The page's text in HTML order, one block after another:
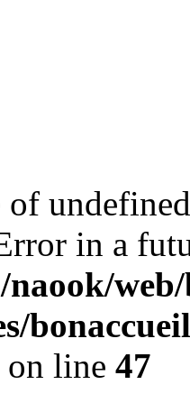
of
in a
naook/
on line 47